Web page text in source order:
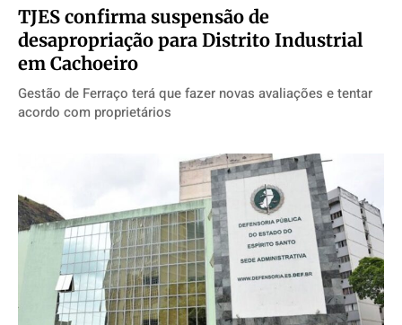
TJES confirma suspensão de
desapropriação para Distrito Industrial
em Cachoeiro
Gestão de Ferraço terá que fazer novas avaliações e tentar
acordo com proprietários